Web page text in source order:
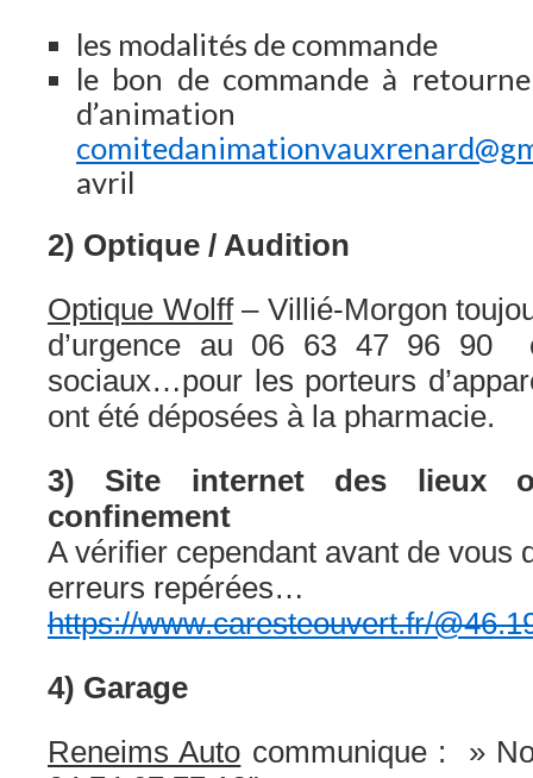
les modalités de commande
le bon de commande à
d’animation
avril
2) Optique / Audition
Optique Wolff– Villié-Morgon
d’urgence au 06 63 47 96 90
sociaux…pour les porteurs
ont été déposées à la pharmacie.
3) Site internet des lieux
confinement
A vérifier cependant avant de vous
erreurs repérées…
https://www.caresteouvert.fr/
4) Garage
Reneims Auto communique : »